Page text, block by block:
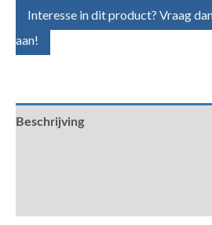
Interesse in dit product? Vraag
aan!
Beschrijving